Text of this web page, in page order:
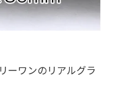
ーワンのリアルグラ